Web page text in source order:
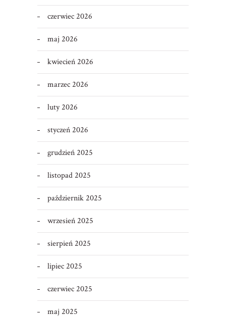
czerwiec 2026
maj 2026
kwiecień 2026
marzec 2026
luty 2026
styczeń 2026
grudzień 2025
listopad 2025
październik 2025
wrzesień 2025
sierpień 2025
lipiec 2025
czerwiec 2025
maj 2025